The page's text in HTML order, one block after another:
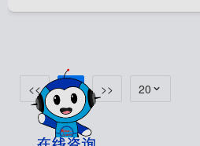
<< 1 >> 20